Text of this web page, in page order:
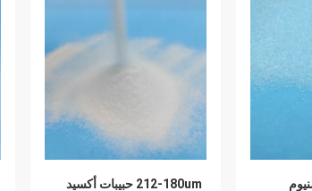
212-180um حبيبات أكسيد